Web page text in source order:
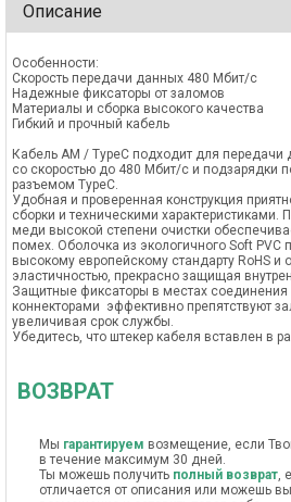
Описание
Особенности:
Скорость передачи данных 480 Мбит/c
Надежные фиксаторы от заломов
Материалы и сборка высокого качества
Гибкий и прочный кабель
Кабель AM / TypeC подходит для
со скоростью до 480 Мбит/c и подзарядки
разъемом TypeC.
Удобная и проверенная конструкция
сборки и техническими характеристиками.
меди высокой степени очистки
помех. Оболочка из экологичного Soft PVC
высокому европейскому стандарту RoHS и
эластичностью, прекрасно защищая
Защитные фиксаторы в местах соединения
коннекторами эффективно препятствуют
увеличивая срок службы.
Убедитесь, что штекер кабеля вставлен в
ВОЗВРАТ
Мы гарантируем возмещение, если
в течение максимум 30 дней.
Ты можешь получить полный возврат,
отличается от описания или можешь